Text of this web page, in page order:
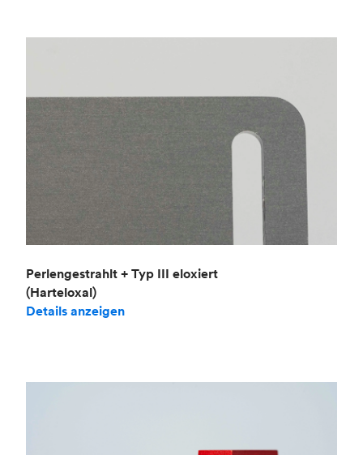
Perlengestrahlt + Typ III eloxiert
(Harteloxal)
Details anzeigen